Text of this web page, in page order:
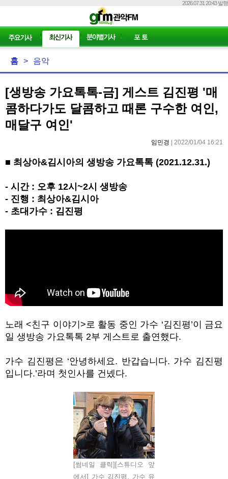
2026.07.31 20:43 발행
홈 > 음악
[생방송 가요톡톡-금] 게스트 김진평 '매
콤하다가도 달콤하고 때론 구수한 여인,
매달구 여인'
임민경 | 2022/01/04 16:21
■ 최상아&김시아의 생방송 가요톡톡 (2021.12.31.)
- 시간 : 오후 12시 ~2시 생방송
- 진행 : 최상아&김시아
- 초대가수 : 김진평
노래<친구 이야기 >로 활동 중인 가수 ‘김진평’이 금요
일 생방송 가요톡톡 2부 게스트로 출연했다.
가수 김진평은 ‘안녕하세요. 반갑습니다. 가수 김진평
입니다.’라며 첫인사를 건넸다.
[썸네일 클릭][스튜디오 앞
에서] 가수 김진평, 가수 유